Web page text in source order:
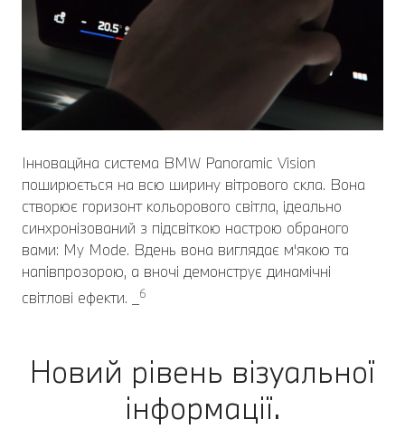
Інновацйна система BMW Panoramic Vision
поширюється на всю ширину вітрового скла. Вона
створює горизонт кольорового світла, ідеально
синхронізований з підсвіткою настрою обраного
вами: My Mode. Вдень вона виглядає м'якою та
напівпрозорою, а вночі демонструє динамічні
світлові ефекти. _
6
Новий рівень візуальної
інформації.